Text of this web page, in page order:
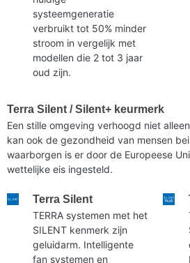
systeemgeneratie
verbruikt tot 50% minder
stroom in vergelijk met
modellen die 2 tot 3 jaar
oud zijn.
Terra Silent / Silent+ keurmerk
Een stille omgeving verhoogd niet
kan ook de gezondheid van mensen
waarborgen is er door de Europeese
wettelijke eis ingesteld.
Terra Silent
TERRA systemen met het
SILENT kenmerk zijn
geluidarm. Intelligente
fan systemen en